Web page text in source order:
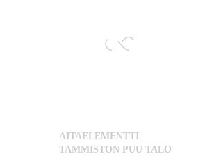
AITAELEMENTTI
TAMMISTON PUU TALO